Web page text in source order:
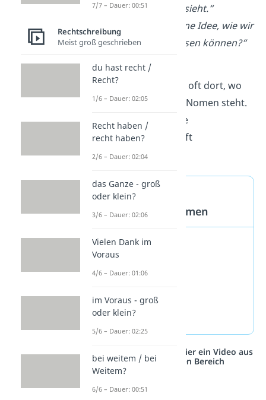
der dir ähnlich sieht.“
eine Idee, wie wir
das Problem lösen können?“
Wie du siehst, sind
Indefinitpronomen oft dort, wo
normalerweise ein Nomen steht.
Deshalb werden sie
fälschlicherweise oft
großgeschrieben.
Andere
Indefinitpronomen
niemand
alles
manches
Studyflix vernetzt: Hier ein Video aus
einem anderen Bereich
7/7 – Dauer: 00:51
Rechtschreibung
Meist groß geschrieben
du hast recht /
Recht?
1/6 – Dauer: 02:05
Recht haben /
recht haben?
2/6 – Dauer: 02:04
das Ganze - groß
oder klein?
3/6 – Dauer: 02:06
Vielen Dank im
Voraus
4/6 – Dauer: 01:06
im Voraus - groß
oder klein?
5/6 – Dauer: 02:25
bei weitem / bei
Weitem?
6/6 – Dauer: 00:51